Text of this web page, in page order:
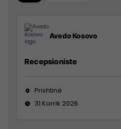
Avedo Kosovo
Recepsioniste
Prishtinë
31 Korrik 2026